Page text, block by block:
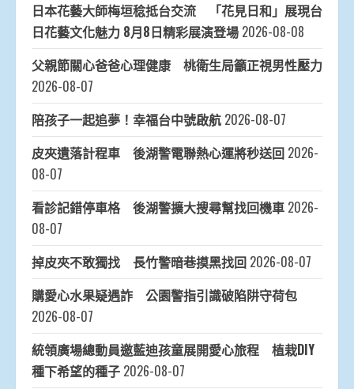
日本花藝大師梅垣稔抵台交流 「花見日和」展現台
日花藝文化魅力 8月8日精彩展演登場 2026-08-08
父親節關心爸爸心理健康 桃衛生局籲正視男性壓力
2026-08-07
陪孩子一起追夢！幸福台中號啟航 2026-08-07
皮夾遺落計程車 後湖警電聯熱心運將秒送回 2026-
08-07
看診記錯停車格 後湖警擴大搜尋幫找回機車 2026-
08-07
掉皮夾不敢獨找 長竹警暗巷摸黑找回 2026-08-07
購愛心水果疑遇詐 公園警指引識破陷阱守荷包
2026-08-07
統領廣場總動員邀藍迪孩童展開愛心旅程 植栽DIY
種下希望的種子 2026-08-07